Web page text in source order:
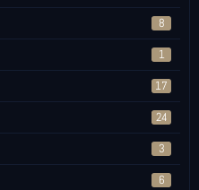
8
1
17
24
3
6